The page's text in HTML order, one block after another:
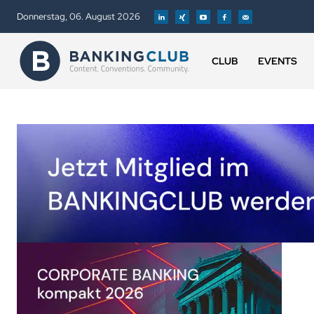
Donnerstag, 06. August 2026
CLUB EVENTS